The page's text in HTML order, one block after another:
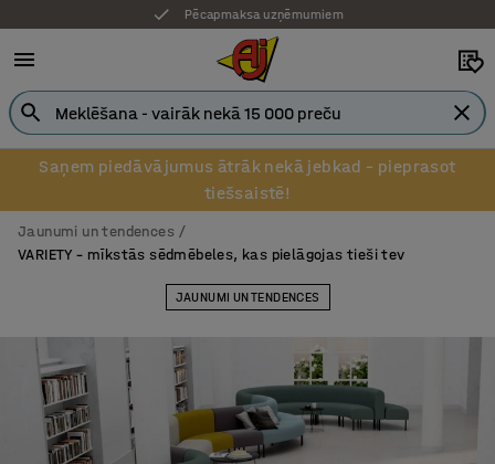
7 gadu garantija
Saņem piedāvājumus ātrāk nekā jebkad – pieprasot
tiešsaistē!
Jaunumi un tendences
VARIETY – mīkstās sēdmēbeles, kas pielāgojas tieši tev
JAUNUMI UN TENDENCES